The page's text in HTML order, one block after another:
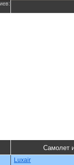
Самолет
Luxair